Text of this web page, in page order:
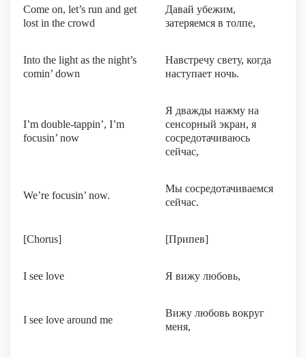
Come on, let’s run and get
lost in the crowd
Давай убежим,
затеряемся в толпе,
Into the light as the night’s
comin’ down
Навстречу свету, когда
наступает ночь.
I’m double-tappin’, I’m
focusin’ now
Я дважды нажму на
сенсорный экран, я
сосредотачиваюсь
сейчас,
We’re focusin’ now.
Мы сосредотачиваемся
сейчас.
[Chorus] [Припев]
I see love Я вижу любовь,
I see love around me
Вижу любовь вокруг
меня,